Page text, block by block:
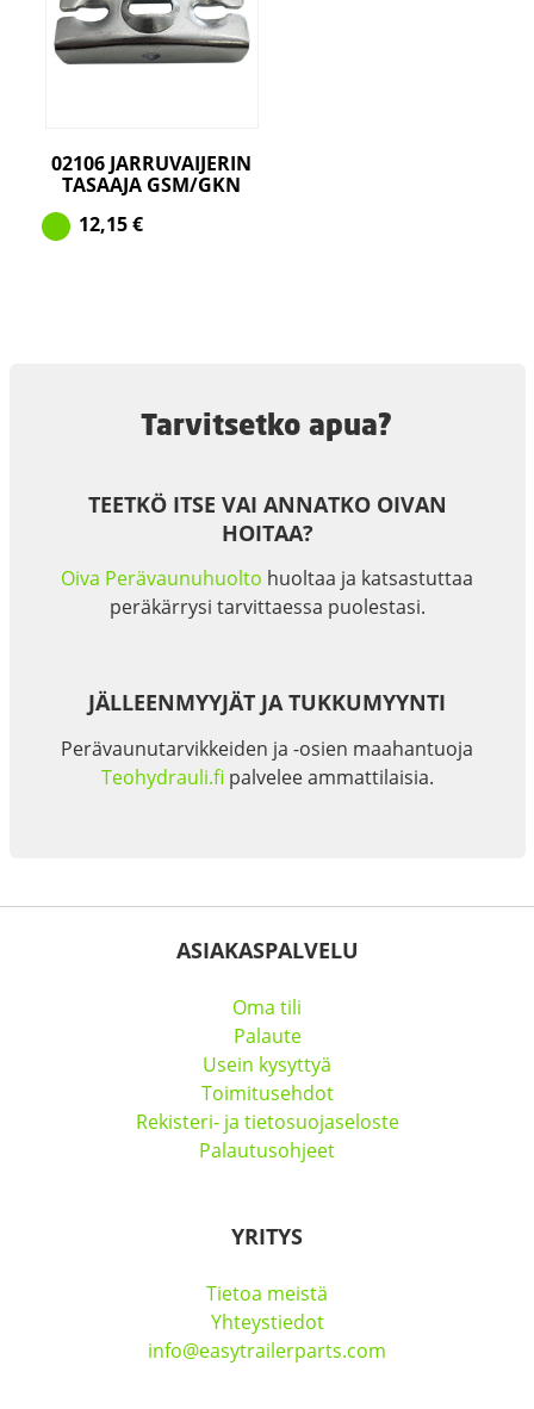
02106 JARRUVAIJERIN
TASAAJA GSM/GKN
12,15€
Tarvitsetko apua?
TEETKÖ ITSE VAI ANNATKO OIVAN
HOITAA?
Oiva Perävaunuhuolto huoltaa ja katsastuttaa
peräkärrysi tarvittaessa puolestasi.
JÄLLEENMYYJÄT JA TUKKUMYYNTI
Perävaunutarvikkeiden ja -osien maahantuoja
Teohydrauli.fi palvelee ammattilaisia.
ASIAKASPALVELU
Oma tili
Palaute
Usein kysyttyä
Toimitusehdot
Rekisteri- ja tietosuojaseloste
Palautusohjeet
YRITYS
Tietoa meistä
Yhteystiedot
info@easytrailerparts.com